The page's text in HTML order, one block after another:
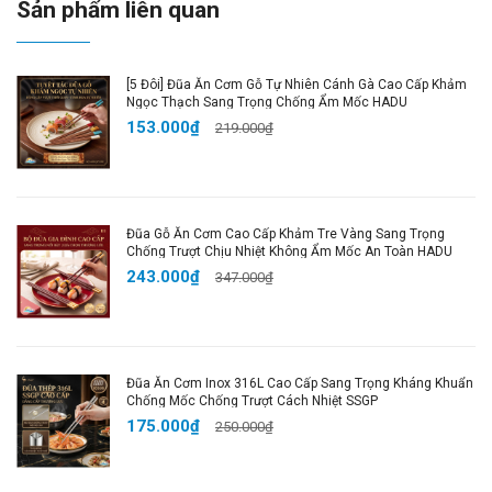
thực phẩm không bị nhão, giữ nguyên hương vị tự
✔️Tay Cầm Chống Bỏng:Êm ái, thoải mái và an toàn
khi sử dụng.
✔️Thiết Kế Hiện Đại:
Sang trọng, tinh tế, làm nổi bật
không gian bếp như một tác phẩm nghệ thuật.
📌Thông Tin Chi Tiết:
📏Kích thước: 28 x 41 x 38,5 cm
⚖Trọng lượng:
🧪Chất liệu:
📦Đóng gói:Nồi hấp 3 tầng + bao bì bảo vệ
💡Tại Sao Bạn Nên Sở Hữu Ngay Hôm Nay?
Sản phẩm liên quan
[5 Đôi] Đũa Ăn Cơm Gỗ Tự Nhiên Cánh Gà Cao Cấp Khảm
Ngọc Thạch Sang Trọng Chống Ẩm Mốc HADU
153.000₫ 219.000₫
Đũa Gỗ Ăn Cơm Cao Cấp Khảm Tre Vàng Sang Trọng
Chống Trượt Chịu Nhiệt Không Ẩm Mốc An Toàn HADU
243.000₫ 347.000₫
Đũa Ăn Cơm Inox 316L Cao Cấp Sang Trọng Kháng Khuẩn
Chống Mốc Chống Trượt Cách Nhiệt SSGP
175.000₫ 250.000₫